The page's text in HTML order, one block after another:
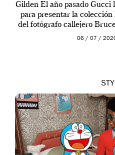
Gilden El año pasado Gucci
para presentar la
del fotógrafo callejero
primeros planos
06 / 07 /